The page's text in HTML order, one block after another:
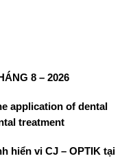
8 – 2026
application of dental
treatment
hiển vi CJ – OPTIK tại